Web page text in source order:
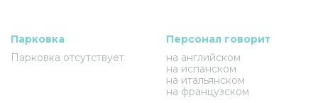
Парковка
Парковка отсутствует
Персонал говорит
на английском
на испанском
на итальянском
на французском